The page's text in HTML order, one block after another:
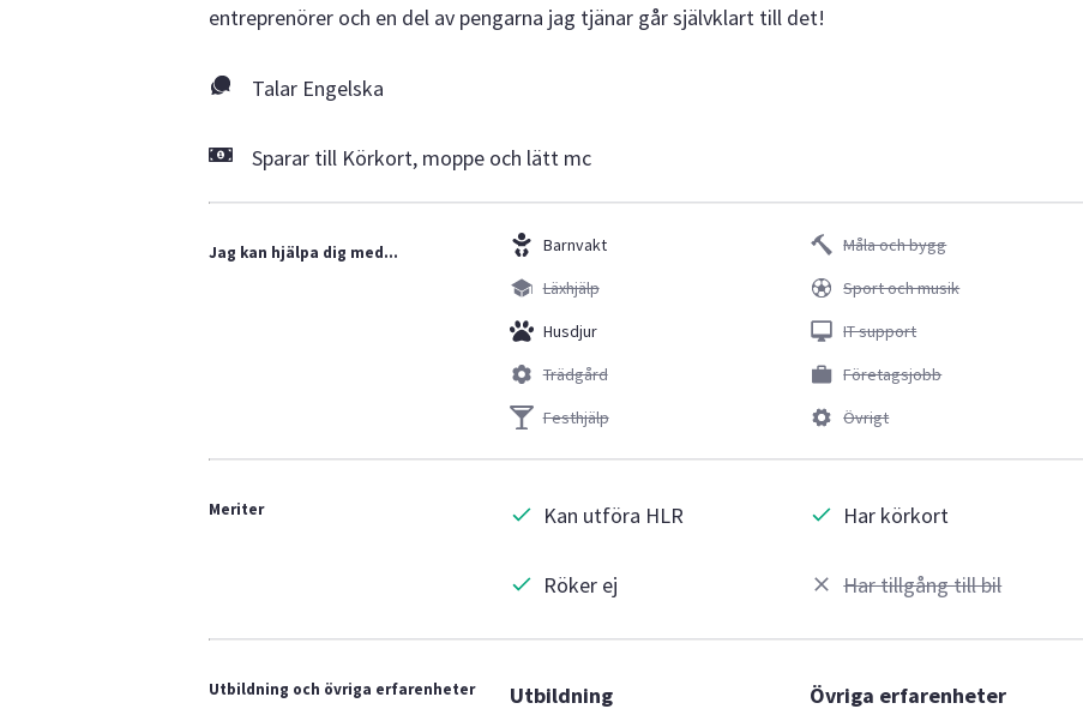
entreprenörer och en del av pengarna jag tjänar går självklart till det!
Talar Engelska
Sparar till Körkort, moppe och lätt mc
Jag kan hjälpa dig med...
Barnvakt
Läxhjälp
Husdjur
Trädgård
Festhjälp
Måla och bygg
Sport och musik
IT support
Företagsjobb
Övrigt
Meriter Kan utföra HLR
Röker ej
Har körkort
Har tillgång till bil
Utbildning och övriga erfarenheter Utbildning Övriga erfarenheter